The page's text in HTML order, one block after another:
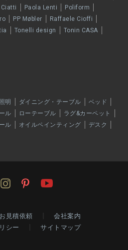
Paola Lenti
Poliform
PP Møbler
Raffaele Cioffi
Tonelli design
Tonin CASA
照明 ダイニング・テーブル
ベッド
ル ローテーブル
ラグ&カーペット
ル オイルペインティング
デスク
見積依頼
会社案内
シー
サイトマップ